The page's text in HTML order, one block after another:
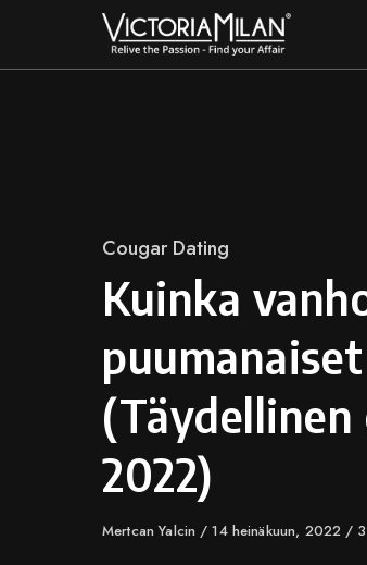
content
Category
Cougar Dating
Kuinka
(Täydellinen
2022)
Author
Mertcan Yalcin
Published
14 heinäkuun, 2022